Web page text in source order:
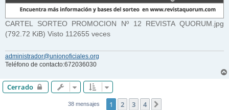
CARTEL SORTEO PROMOCION Nº 12 REVISTA QUORUM.jpg
(792.72 KiB) Visto 112655 veces
administrador@unionoficiales.org
Teléfono de contacto:672036030
Cerrado
38 mensajes 1 2 3 4